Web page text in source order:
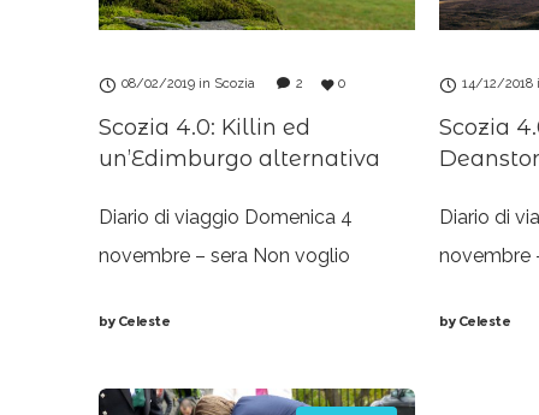
08/02/2019 in Scozia 2 0
Scozia 4.0: Killin ed
un’Edimburgo alternativa
Diario di viaggio Domenica 4
novembre – sera Non voglio
ore alla partenza. Un viaggio che
byCeleste
14/12/2018
Scozia
Diario di
novembre
utile e non
byCeleste